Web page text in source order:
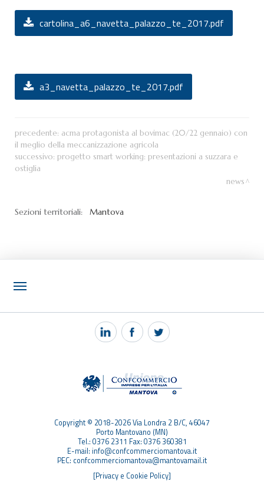
cartolina_a6_navetta_palazzo_te_2017.pdf
a3_navetta_palazzo_te_2017.pdf
precedente: acma protagonista al bovimac (20/22 gennaio) con
il meglio della meccanizzazione agricola
successivo: progetto smart working: presentazioni a suzzara e
ostiglia
news
Sezioni territoriali: Mantova
NOTIZIE
PEC MANTOVA MAIL
Copyright © 2018-2026 Via Londra 2 B/C, 46047
Porto Mantovano (MN)
Tel.: 0376 2311 Fax: 0376 360381
E-mail: info@confcommerciomantova.it
PEC: confcommerciomantova@mantovamail.it
[Privacy e Cookie Policy]